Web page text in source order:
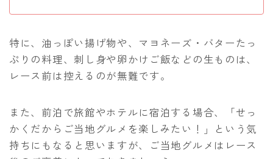
特に、油っぽい揚げ物や、マヨネーズ・バターたっ
ぷりの料理、刺し身や卵かけご飯などの生ものは、
レース前は控えるのが無難です。
また、前泊で旅館やホテルに宿泊する場合、「せっ
かくだからご当地グルメを楽しみたい！」という気
持ちにもなると思いますが、ご当地グルメはレース